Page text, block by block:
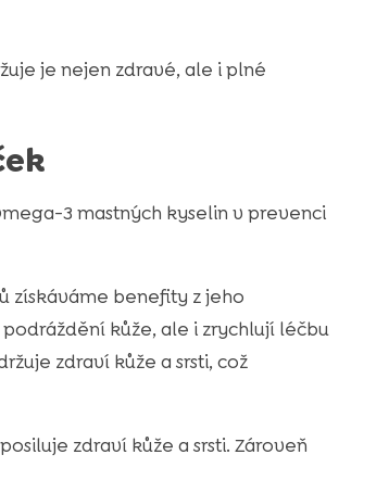
je nejen zdravé, ale i plné
3 mastných kyselin v prevenci
získáváme benefity z jeho
kůže, ale i zrychlují léčbu
zdraví kůže a srsti, což
zdraví kůže a srsti. Zároveň